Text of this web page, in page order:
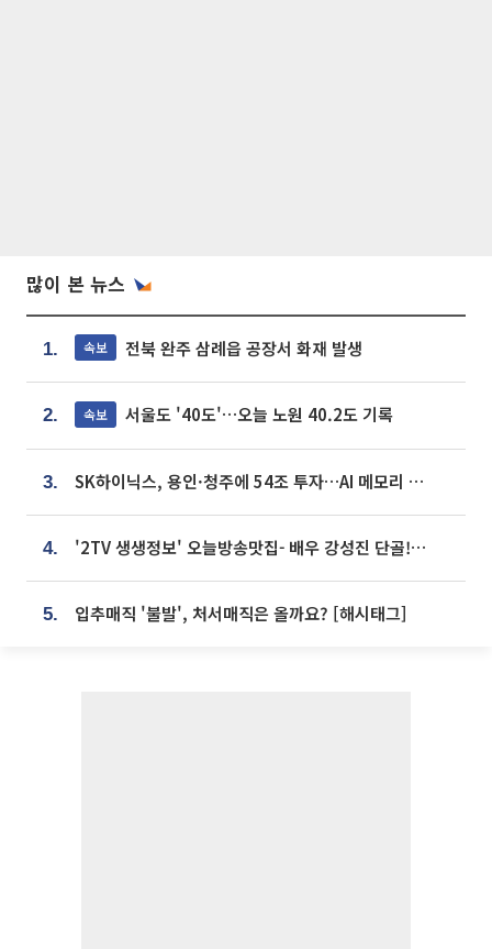
많이 본 뉴스
1. 속보 전북 완주 삼례읍 공장서 화재 발생
2. 속보 서울도 '40도'…오늘 노원 40.2도 기록
3. SK하이닉스, 용인·청주에 54조 투자…AI 메모리 생산기지 키운다
4. '2TV 생생정보' 오늘방송맛집- 배우 강성진 단골! 쌀국수ㆍ푸팟퐁 커리 맛집 '블○○○'
5. 입추매직 '불발', 처서매직은 올까요? [해시태그]